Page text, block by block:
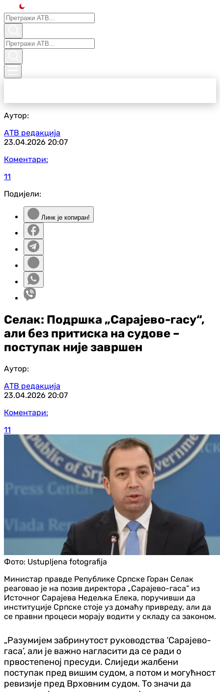
Аутор:
АТВ редакција
23.04.2026 20:07
Коментари:
11
Подијели:
Линк је копиран!
Селак: Подршка „Сарајево-гасу“,
али без притиска на судове –
поступак није завршен
Аутор:
АТВ редакција
23.04.2026 20:07
Коментари:
11
Фото: Ustupljena fotografija
Министар правде Републике Српске Горан Селак
реаговао је на позив директора „Сарајево-гаса“ из
Источног Сарајева Недељка Елека, поручивши да
институције Српске стоје уз домаћу привреду, али да
се правни процеси морају водити у складу са законом.
„Разумијем забринутост руководства ‘Сарајево-
гаса’, али је важно нагласити да се ради о
првостепеној пресуди. Слиједи жалбени
поступак пред вишим судом, а потом и могућност
ревизије пред Врховним судом. То значи да